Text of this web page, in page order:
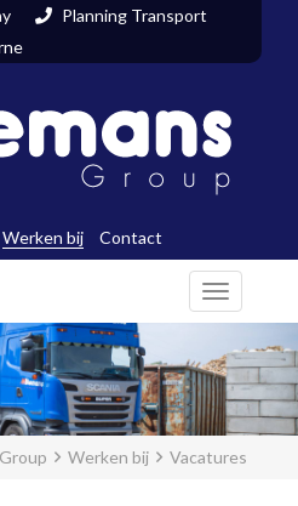
Planning Transport
Werken bij Contact
Toggle
Werken bij Vacatures